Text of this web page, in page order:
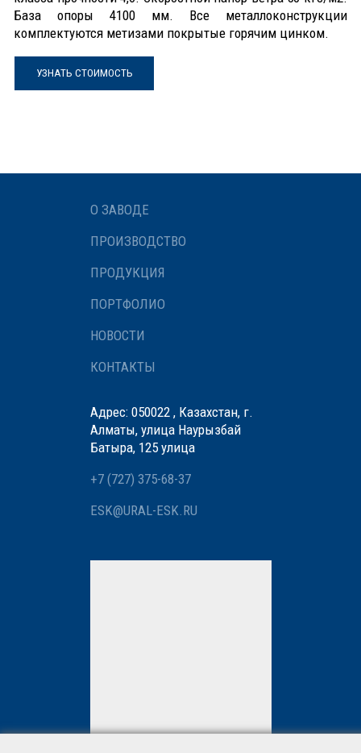
База опоры 4100 мм. Все металлоконструкции
комплектуются метизами покрытые горячим цинком.
УЗНАТЬ СТОИМОСТЬ
О ЗАВОДЕ
ПРОИЗВОДСТВО
ПРОДУКЦИЯ
ПОРТФОЛИО
НОВОСТИ
КОНТАКТЫ
Адрес: 050022 , Казахстан, г.
Алматы, улица Наурызбай
Батыра, 125 улица
+7 (727) 375-68-37
ESK@URAL-ESK.RU
обработку персональных